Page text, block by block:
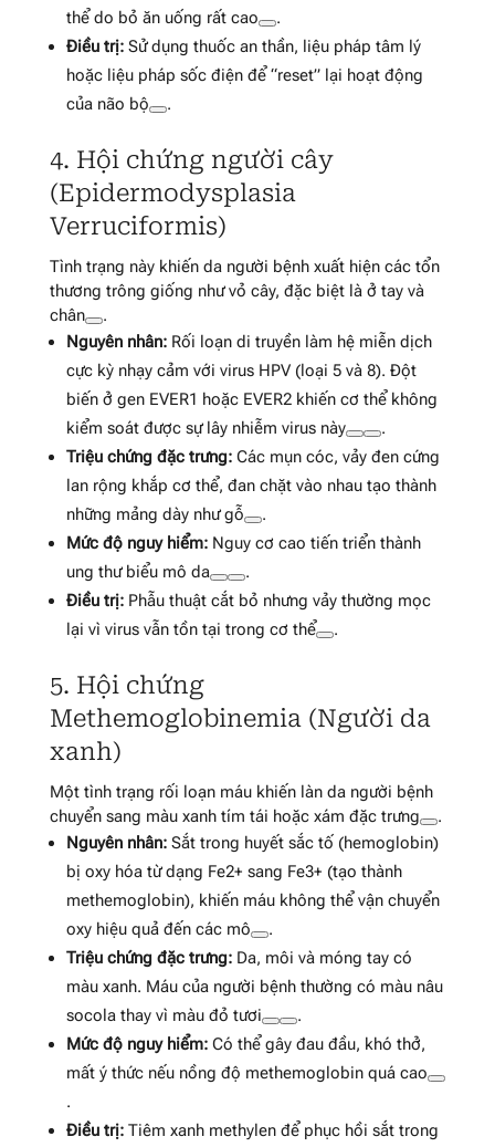
thể do bỏ ăn uống rất cao
.
Điều trị:Sử dụng thuốc an thần, liệu pháp tâm lý
hoặc liệu pháp sốc điện để “reset” lại hoạt động
của não bộ
.
4. Hội chứng người cây
(Epidermodysplasia
Verruciformis)
Tình trạng này khiến da người bệnh xuất hiện các tổn
thương trông giống như vỏ cây, đặc biệt là ở tay và
chân
.
Nguyên nhân:Rối loạn di truyền làm hệ miễn dịch
cực kỳ nhạy cảm với virus HPV (loại 5 và 8). Đột
biến ở gen EVER1 hoặc EVER2 khiến cơ thể không
kiểm soát được sự lây nhiễm virus này
.
Triệu chứng đặc trưng:Các mụn cóc, vảy đen cứng
lan rộng khắp cơ thể, đan chặt vào nhau tạo thành
những mảng dày như gỗ
.
Mức độ nguy hiểm:Nguy cơ cao tiến triển thành
ung thư biểu mô da
.
Điều trị:Phẫu thuật cắt bỏ nhưng vảy thường mọc
lại vì virus vẫn tồn tại trong cơ thể
.
5. Hội chứng
Methemoglobinemia (Người da
xanh)
Một tình trạng rối loạn máu khiến làn da người bệnh
chuyển sang màu xanh tím tái hoặc xám đặc trưng
.
Nguyên nhân:Sắt trong huyết sắc tố (hemoglobin)
bị oxy hóa từ dạng Fe2+ sang Fe3+ (tạo thành
methemoglobin), khiến máu không thể vận chuyển
oxy hiệu quả đến các mô
.
Triệu chứng đặc trưng:Da, môi và móng tay có
màu xanh. Máu của người bệnh thường có màu nâu
socola thay vì màu đỏ tươi
.
Mức độ nguy hiểm:Có thể gây đau đầu, khó thở,
mất ý thức nếu nồng độ methemoglobin quá cao
.
Điều trị:Tiêm xanh methylen để phục hồi sắt trong